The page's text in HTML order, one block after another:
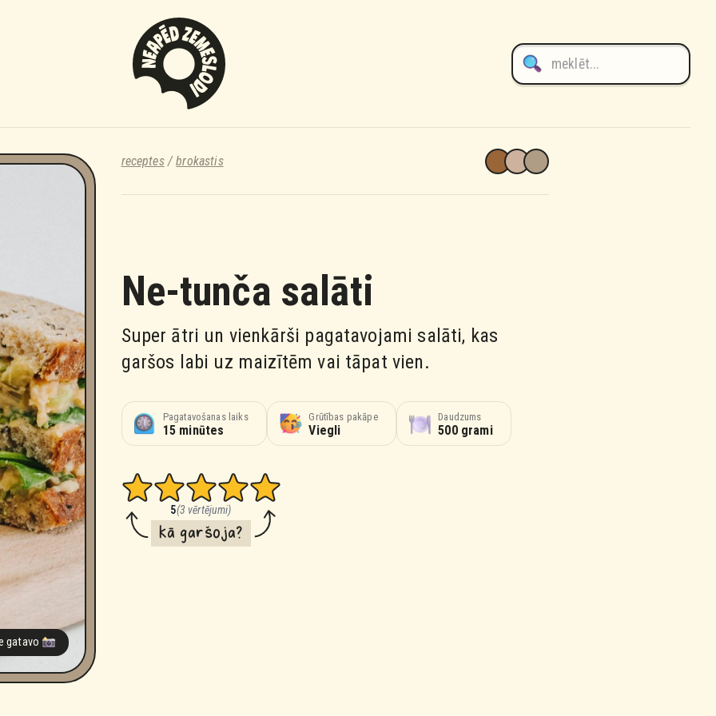
receptes/brokastis
Ne-tunča salāti
Super ātri un vienkārši pagatavojami salāti, kas
garšos labi uz maizītēm vai tāpat vien.
gatavo
Pagatavošanas laiks
15 minūtes
Grūtības pakāpe
Viegli
Daudzums
500 grami
5(3 vērtējumi)
kā garšoja?